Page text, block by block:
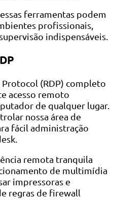
ferramentas podem
profissionais,
indispensáveis.
(RDP) completo
acesso remoto
de qualquer lugar.
nossa área de
fácil administração
remota tranquila
de multimídia
impressoras e
regras de firewall